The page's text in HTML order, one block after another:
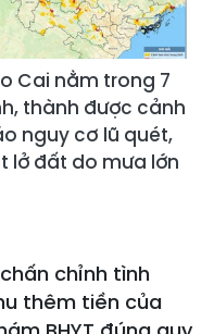
Cai nằm trong 7
thành được cảnh
nguy cơ lũ quét,
lở đất do mưa lớn
chỉnh tình
thêm tiền của